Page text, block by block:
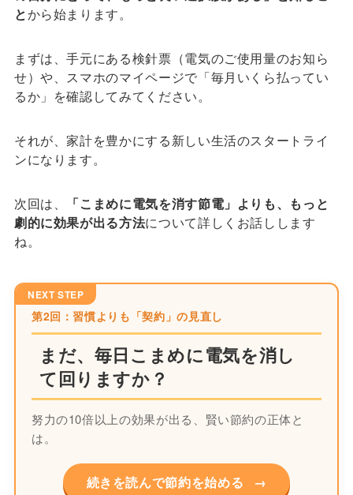
とから始まります。
まずは、手元にある検針票（電気のご使用量のお知ら
せ）や、スマホのマイページで「毎月いくら払ってい
るか」を確認してみてください。
それが、家計を豊かにする新しい生活のスタートライ
ンになります。
次回は、
「こまめに電気を消す節電」よりも、もっと
劇的に効果が出る方法について詳しくお話しします
ね。
NEXT STEP
第2回：習慣よりも「契約」の見直し
まだ、毎日こまめに電気を消し
て回りますか？
努力の10倍以上の効果が出る、賢い節約の正体と
は。
続きを読んで節約を始める →